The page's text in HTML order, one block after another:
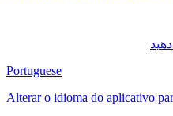
Portuguese
Alterar o idioma do aplicativo